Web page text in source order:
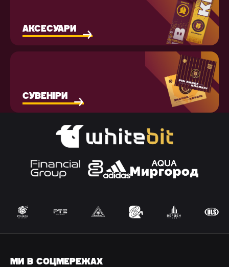
АКСЕСУАРИ
СУВЕНІРИ
МИ В СОЦМЕРЕЖАХ